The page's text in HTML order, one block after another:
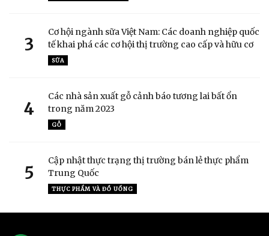
3
Cơ hội ngành sữa Việt Nam: Các doanh nghiệp quốc
tế khai phá các cơ hội thị trường cao cấp và hữu cơ
SỮA
4
Các nhà sản xuất gỗ cảnh báo tương lai bất ổn
trong năm 2023
GỖ
5
Cập nhật thực trạng thị trường bán lẻ thực phẩm
Trung Quốc
THỰC PHẨM VÀ ĐỒ UỐNG